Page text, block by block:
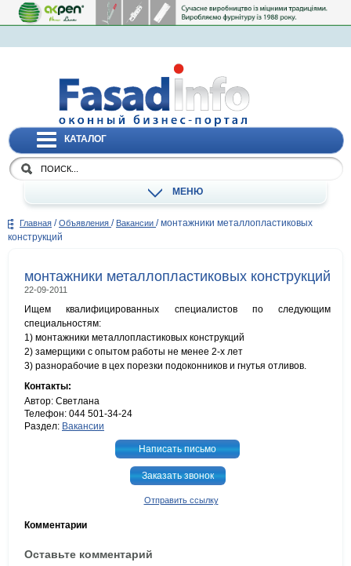
КАТАЛОГ
МЕНЮ
Главная / Объявления / Вакансии / монтажники металлопластиковых
конструкций
монтажники металлопластиковых конструкций
22-09-2011
Ищем квалифицированных специалистов по следующим
специальностям:
1) монтажники металлопластиковых конструкций
2) замерщики с опытом работы не менее 2-х лет
3) разнорабочие в цех порезки подоконников и гнутья отливов.
Контакты:
Автор: Светлана
Телефон: 044 501-34-24
Раздел: Вакансии
Написать письмо
Заказать звонок
Отправить ссылку
Комментарии
Оставьте комментарий